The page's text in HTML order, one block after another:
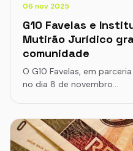
06 nov 2025
G10 Favelas e
Mutirão Jurídico
comunidade
O G10 Favelas, em
no dia 8 de novembro…